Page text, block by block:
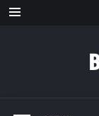
Przejdź